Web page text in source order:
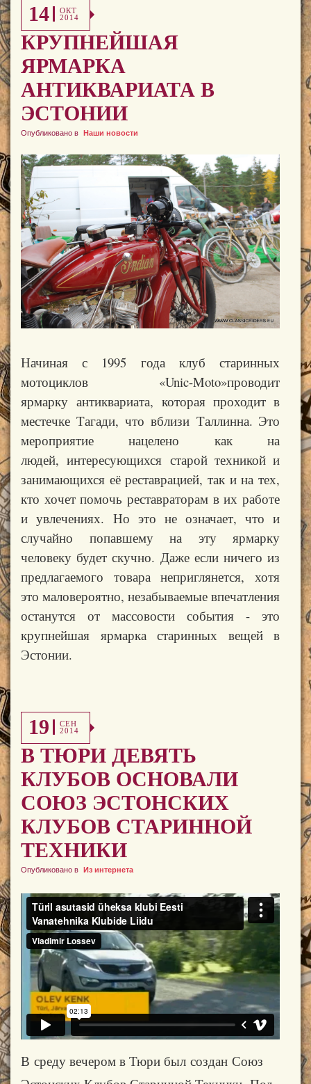
14
ОКТ
2014
КРУПНЕЙШАЯ
ЯРМАРКА
АНТИКВАРИАТА В
ЭСТОНИИ
Опубликовано в Наши новости
Начиная с 1995 года клуб старинных
мотоциклов «Unic-Moto»проводит
ярмаркуантиквариата, которая проходит в
местечкеТагади, чтовблизи Таллинна. Это
мероприятие нацелено как на
людей,интересующихся старой техникой и
занимающихся её реставрацией, так и на тех,
кто хочет помочь реставраторам в их работе
и увлечениях. Но это не означает, что и
случайно попавшему на эту ярмарку
человеку будет скучно. Даже если ничего из
предлагаемого товара неприглянется,хотя
это маловероятно, незабываемые впечатления
останутся от массовости события - это
крупнейшая ярмарка старинных вещей в
Эстонии.
19
СЕН
2014
В ТЮРИ ДЕВЯТЬ
КЛУБОВ ОСНОВАЛИ
СОЮЗ ЭСТОНСКИХ
КЛУБОВ СТАРИННОЙ
ТЕХНИКИ
Опубликовано в Из интернета
В среду вечером в Тюри был создан Союз